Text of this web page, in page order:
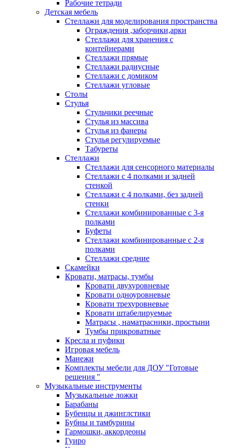
Рабочие тетради
Детская мебель
Стеллажи для моделирования пространства
Ограждения ,заборчики,арки
Стеллажи для хранения с
контейнерами
Стеллажи прямые
Стеллажи радиусные
Стеллажи с домиком
Стеллажи угловые
Столы
Стулья
Стульчики реечные
Стулья из массива
Стулья из фанеры
Стулья регулируемые
Табуреты
Стеллажи
Стеллажи для сенсорного материалы
Стеллажи с 4 полками и задней
стенкой
Стеллажи с 4 полками, без задней
стенки
Стеллажи комбинированные с 3-я
полками
Буфеты
Стеллажи комбинированные с 2-я
полками
Стеллажи средние
Скамейки
Кровати, матрасы, тумбы
Кровати двухуровневые
Кровати одноуровневые
Кровати трехуровневые
Кровати штабелируемые
Матрасы , наматрасники, простыни
Тумбы прикроватные
Кресла и пуфики
Игровая мебель
Манежи
Комплекты мебели для ДОУ "Готовые
решения "
Музыкальные инструменты
Музыкальные ложки
Барабаны
Бубенцы и джинглстики
Бубны и тамбурины
Гармошки, аккордеоны
Гуиро